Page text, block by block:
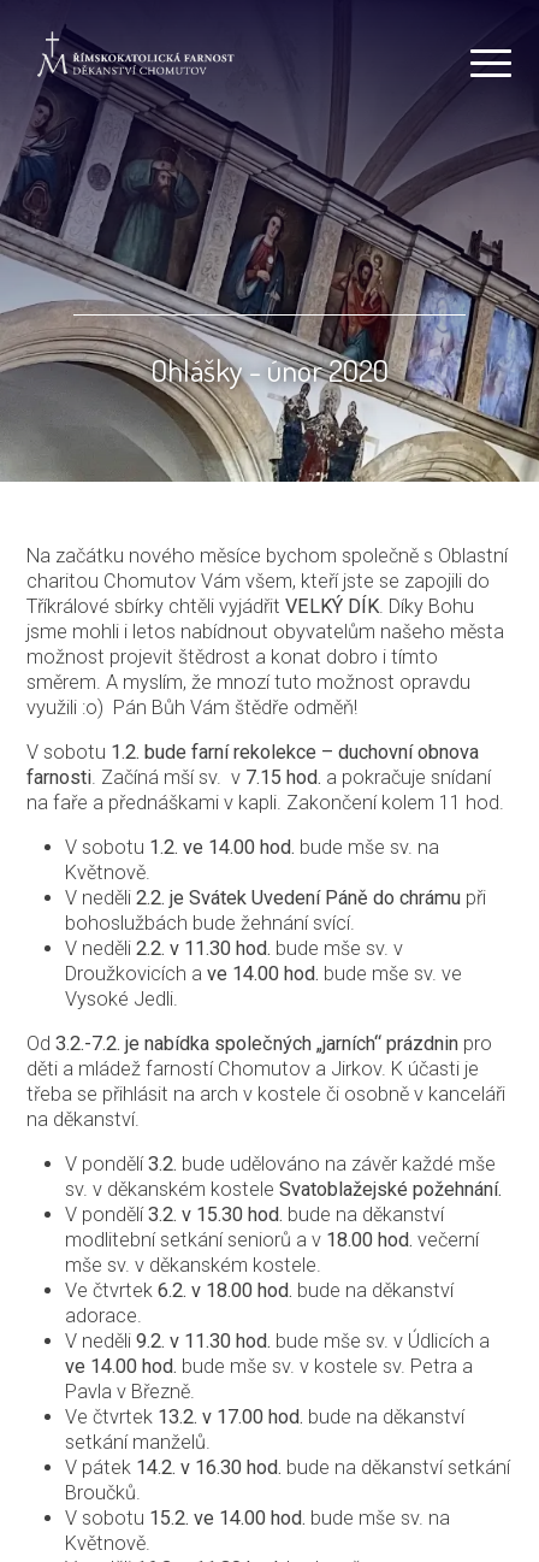
Ohlášky - únor 2020
Na začátku nového měsíce bychom společně s Oblastní
charitou Chomutov Vám všem, kteří jste se zapojili do
Tříkrálové sbírky chtěli vyjádřitVELKÝ DÍK. Díky Bohu
jsme mohli i letos nabídnout obyvatelům našeho města
možnost projevit štědrost a konat dobro i tímto
směrem. A myslím, že mnozí tuto možnost opravdu
využili :o) Pán Bůh Vám štědře odměň!
V sobotu 1.2. bude farní rekolekce – duchovní obnova
farnosti. Začíná mší sv. v 7.15 hod. a pokračuje snídaní
na faře a přednáškami v kapli. Zakončení kolem 11 hod.
V sobotu 1.2. ve 14.00 hod. bude mše sv. na
Květnově.
V neděli2.2. je Svátek Uvedení Páně do chrámu při
bohoslužbách bude žehnání svící.
V neděli2.2. v 11.30 hod. bude mše sv. v
Droužkovicích a ve 14.00 hod. bude mše sv. ve
Vysoké Jedli.
Od3.2.-7.2. je nabídka společných „jarních“ prázdnin pro
děti a mládež farností Chomutov a Jirkov. K účasti je
třeba se přihlásit na arch v kostele či osobně v kanceláři
na děkanství.
V pondělí3.2. bude udělováno na závěr každé mše
sv. v děkanském kosteleSvatoblažejské požehnání.
V pondělí3.2. v 15.30 hod. bude na děkanství
modlitební setkání seniorů a v 18.00 hod. večerní
mše sv. v děkanském kostele.
Ve čtvrtek6.2. v 18.00 hod. bude na děkanství
adorace.
V neděli9.2. v 11.30 hod. bude mše sv. v Údlicích a
ve 14.00 hod. bude mše sv. v kostele sv. Petra a
Pavla v Březně.
Ve čtvrtek 13.2. v 17.00 hod. bude na děkanství
setkání manželů.
V pátek 14.2. v 16.30 hod. bude na děkanství setkání
Broučků.
V sobotu 15.2. ve 14.00 hod. bude mše sv. na
Květnově.